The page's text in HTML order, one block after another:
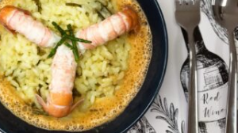
CULINAIRES
UNE RECETTE
BOUTIQUE